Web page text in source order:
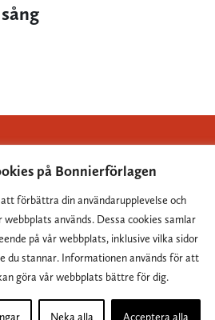
på Bonnierförlagen
förbättra din användarupplevelse och
används. Dessa cookies samlar
på vår webbplats, inklusive vilka sidor
du stannar. Informationen används för att
göra vår webbplats bättre för dig.
Neka alla Acceptera alla
grundades 1837 och är
förlag.